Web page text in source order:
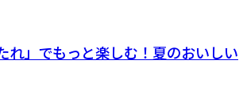
れ」でもっと楽しむ！夏のおいしい